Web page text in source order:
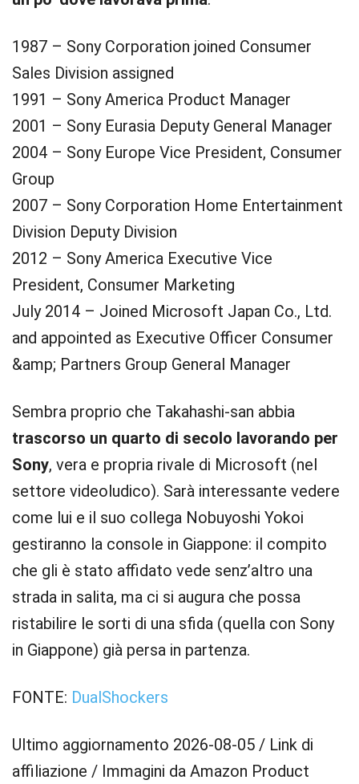
1987 – Sony Corporation joined Consumer
Sales Division assigned
1991 – Sony America Product Manager
2001 – Sony Eurasia Deputy General Manager
2004 – Sony Europe Vice President, Consumer
Group
2007 – Sony Corporation Home Entertainment
Division Deputy Division
2012 – Sony America Executive Vice
President, Consumer Marketing
July 2014 – Joined Microsoft Japan Co., Ltd.
and appointed as Executive Officer Consumer
&amp; Partners Group General Manager
Sembra proprio che Takahashi-san abbia
trascorso un quarto di secolo lavorando per
Sony, vera e propria rivale di Microsoft (nel
settore videoludico). Sarà interessante vedere
come lui e il suo collega Nobuyoshi Yokoi
gestiranno la console in Giappone: il compito
che gli è stato affidato vede senz’altro una
strada in salita, ma ci si augura che possa
ristabilire le sorti di una sfida (quella con Sony
in Giappone) già persa in partenza.
FONTE: DualShockers
Ultimo aggiornamento 2026-08-05 / Link di
affiliazione / Immagini da Amazon Product